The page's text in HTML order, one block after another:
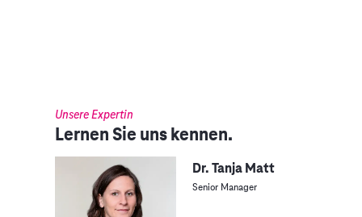
Unsere Expertin
Lernen Sie uns kennen.
Dr. Tanja Matt
Senior Manager